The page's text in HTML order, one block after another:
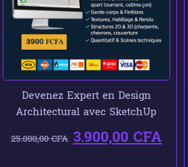
Devenez Expert en Design
Architectural avec SketchUp
25.000,00CFA 3.900,00CFA